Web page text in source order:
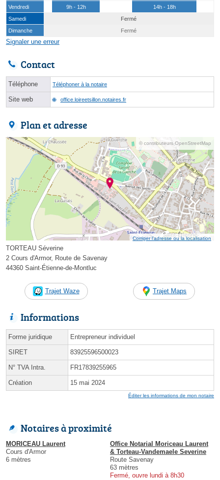
Vendredi
9h - 12h
14h - 18h
Samedi
Fermé
Dimanche
Fermé
Signaler une erreur
Contact
Téléphone Téléphoner à la notaire
Site web office.loireetsillon.notaires.fr
Plan et adresse
© contributeurs OpenStreetMap
Corriger l’adresse ou la localisation
TORTEAU Séverine
2 Cours d'Armor, Route de Savenay
44360 Saint-Étienne-de-Montluc
Trajet Waze Trajet Maps
Informations
Forme juridique Entrepreneur individuel
SIRET 83925596500023
N° TVA Intra. FR17839255965
Création 15 mai 2024
Éditer les informations de mon notaire
Notaires à proximité
MORICEAU Laurent
Cours d'Armor
6 mètres
Office Notarial Moriceau Laurent
& Torteau-Vandemaele Severine
Route Savenay
63 mètres
Fermé, ouvre lundi à 8h30